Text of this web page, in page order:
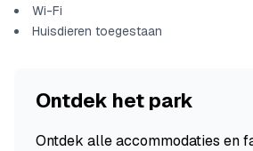
Wi-Fi
Huisdieren toegestaan
Ontdek het park
Ontdek alle accommodaties en